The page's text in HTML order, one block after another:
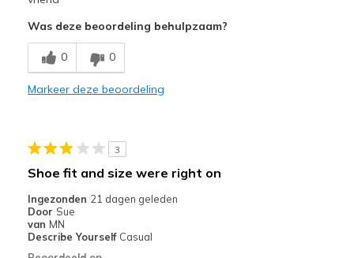
Poor Cushioning
Beste toepassingen
Casual Wear
Sizing
Feels half size too big
View On Shoes
Shoes are for Wearing
Was deze beoordeling behulpzaam?
0 0
Markeer deze beoordeling
3
Shoe fit and size were right on
Ingezonden 21 dagen geleden
Door Sue
van MN
Describe Yourself Casual